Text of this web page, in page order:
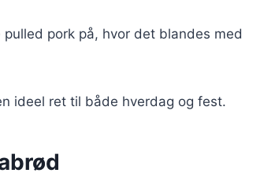
pork på, hvor det blandes med
ideel ret til både hverdag og fest.